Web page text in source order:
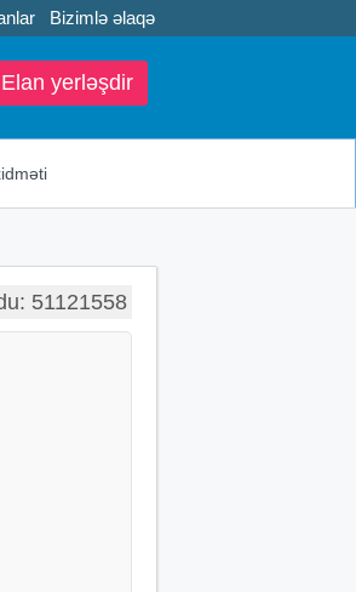
Bizimlə əlaqə
Elan yerləşdir
51121558